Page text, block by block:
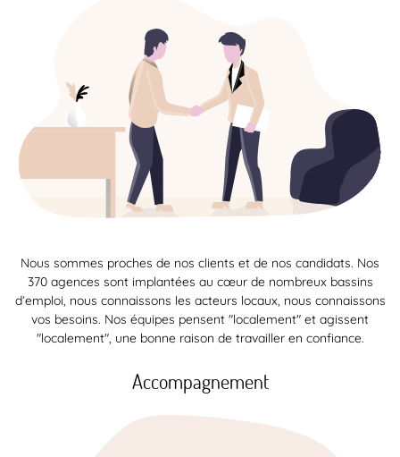
Nous sommes proches de nos clients et de nos candidats. Nos
370 agences sont implantées au cœur de nombreux bassins
d’emploi, nous connaissons les acteurs locaux, nous connaissons
vos besoins. Nos équipes pensent "localement" et agissent
"localement", une bonne raison de travailler en confiance.
Accompagnement